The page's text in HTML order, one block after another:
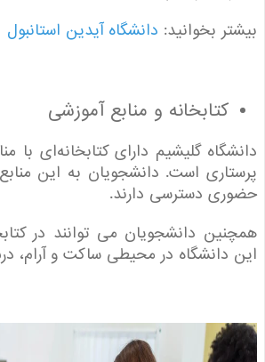
بخوانید:دانشگاه آیدین استانبول
کتابخانه و منابع آموزشی
گلیشیم دارای کتابخانه‌ای با منابع
است. دانشجویان به این منابع به
دسترسی دارند.
دانشجویان می توانند در
دانشگاه در محیطی ساکت و آرام، درس